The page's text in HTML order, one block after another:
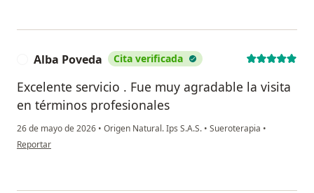
Alba Poveda Cita verificada
Excelente servicio . Fue muy agradable la visita
en términos profesionales
26 de mayo de 2026 • Origen Natural. Ips S.A.S. • Sueroterapia •
en opinión del usuario Alba Poveda
Reportar